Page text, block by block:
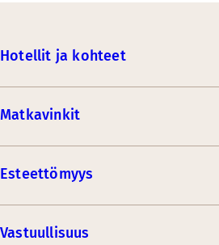
Hotellit ja kohteet
Matkavinkit
Esteettömyys
Vastuullisuus